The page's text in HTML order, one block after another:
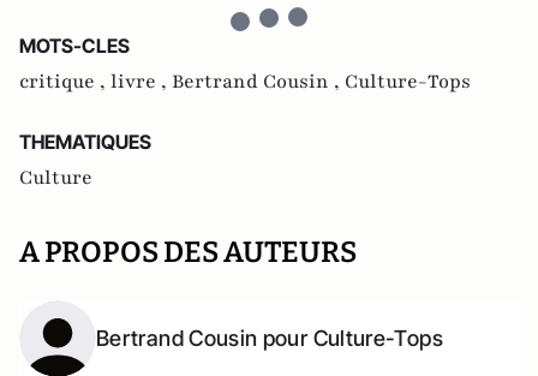
MOTS-CLES
critique , livre , Bertrand Cousin , Culture-Tops
THEMATIQUES
Culture
A PROPOS DES AUTEURS
Bertrand Cousin pour Culture-Tops